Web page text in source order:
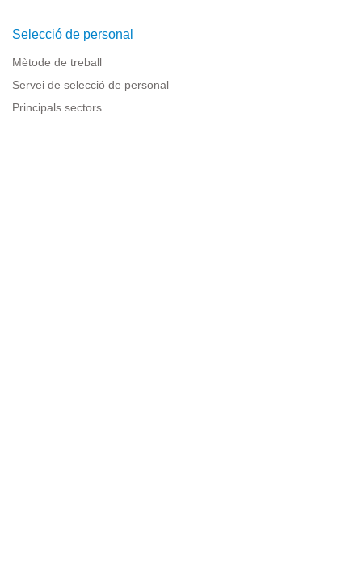
Selecció de personal
Mètode de treball
Servei de selecció de personal
Principals sectors